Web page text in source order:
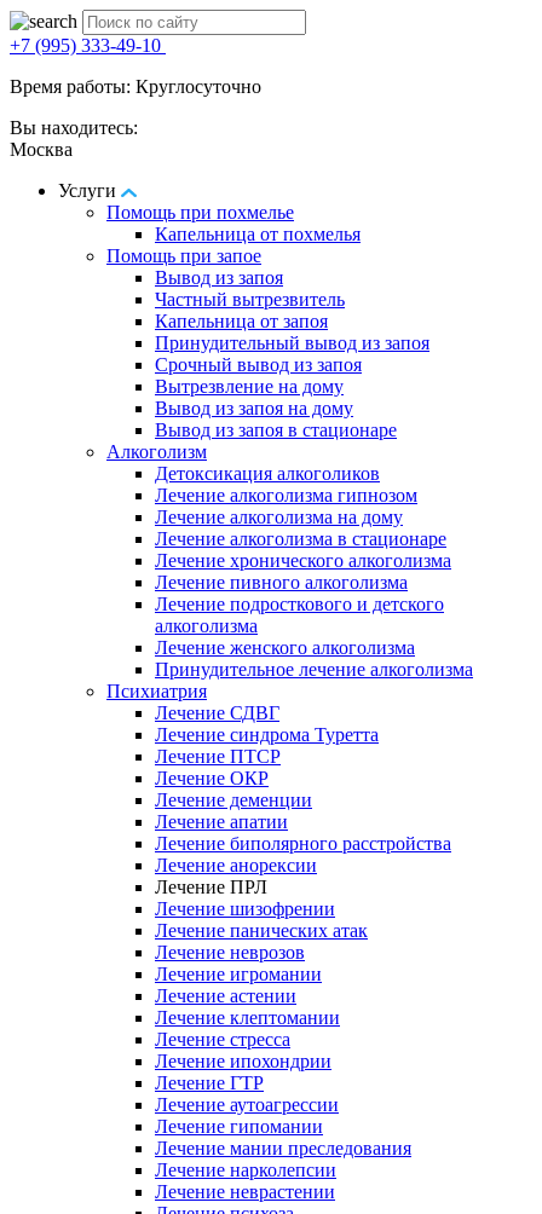
+7 (995) 333-49-10
Время работы: Круглосуточно
Вы находитесь:
Москва
Услуги
Помощь при похмелье
Капельница от похмелья
Помощь при запое
Вывод из запоя
Частный вытрезвитель
Капельница от запоя
Принудительный вывод из запоя
Срочный вывод из запоя
Вытрезвление на дому
Вывод из запоя на дому
Вывод из запоя в стационаре
Алкоголизм
Детоксикация алкоголиков
Лечение алкоголизма гипнозом
Лечение алкоголизма на дому
Лечение алкоголизма в стационаре
Лечение хронического алкоголизма
Лечение пивного алкоголизма
Лечение подросткового и детского
алкоголизма
Лечение женского алкоголизма
Принудительное лечение алкоголизма
Психиатрия
Лечение СДВГ
Лечение синдрома Туретта
Лечение ПТСР
Лечение ОКР
Лечение деменции
Лечение апатии
Лечение биполярного расстройства
Лечение анорексии
Лечение ПРЛ
Лечение шизофрении
Лечение панических атак
Лечение неврозов
Лечение игромании
Лечение астении
Лечение клептомании
Лечение стресса
Лечение ипохондрии
Лечение ГТР
Лечение аутоагрессии
Лечение гипомании
Лечение мании преследования
Лечение нарколепсии
Лечение неврастении